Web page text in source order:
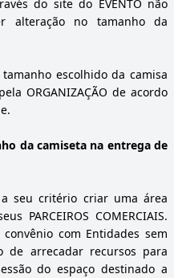
do site do EVENTO não
alteração no tamanho da
tamanho escolhido da camisa
ORGANIZAÇÃO de acordo
da camiseta na entrega de
a seu critério criar uma área
PARCEIROS COMERCIAIS.
convênio com Entidades sem
arrecadar recursos para
do espaço destinado a